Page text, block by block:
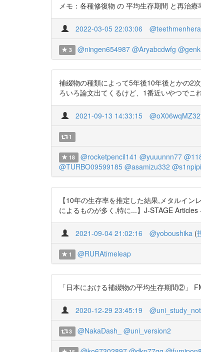
メモ：各種修復物 の 平均生存期間 と再治
2022-03-05 22:03:06 @teethmenhera
3 @ningen654987 @Aryabcdwfg
補綴物の種類によって5年後10年後とかの2
ろいろ論文出てくるけど、1番近いやつで
2021-09-13 14:33:15
1
18 @rocketpencil141 @yuuunnn77
@TURBO09599185 @asamizu332 @s1npipi
【10年の生存率を推定した結果,メタルイ
によるものが多く,特に...】J-STAGE
2021-09-04 21:02:16 @yoboushika (
1 @RURAtimeleap
「日本における補綴物の平均生存期間②」
2020-12-29 23:45:19
3 @NakaDash_ @uni_version2